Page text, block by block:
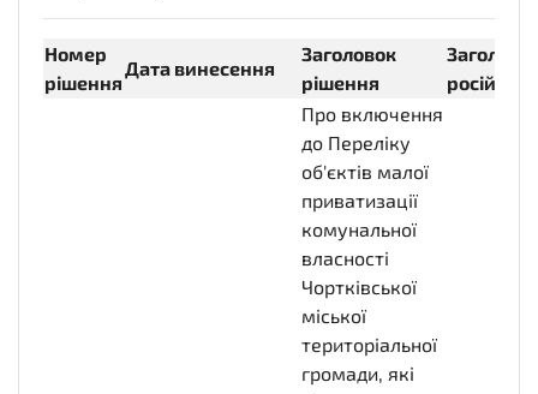
Номер
рішення
Дата винесення
Заголовок
рішення
Про включення
до Переліку
об'єктів малої
приватизації
комунальної
власності
Чортківської
міської
територіальної
громади, які